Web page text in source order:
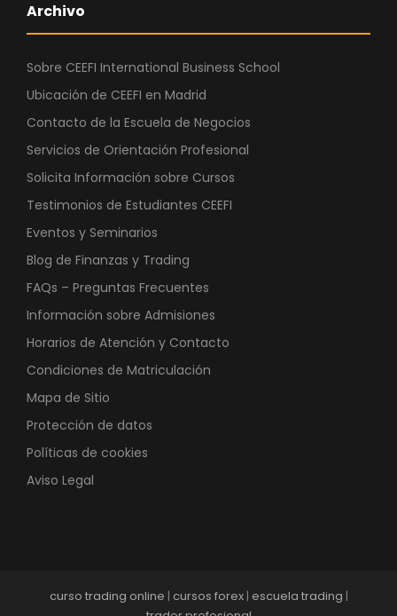
Archivo
Sobre CEEFI International Business School
Ubicación de CEEFI en Madrid
Contacto de la Escuela de Negocios
Servicios de Orientación Profesional
Solicita Información sobre Cursos
Testimonios de Estudiantes CEEFI
Eventos y Seminarios
Blog de Finanzas y Trading
FAQs – Preguntas Frecuentes
Información sobre Admisiones
Horarios de Atención y Contacto
Condiciones de Matriculación
Mapa de Sitio
Protección de datos
Políticas de cookies
Aviso Legal
curso trading online | cursos forex| escuela trading |